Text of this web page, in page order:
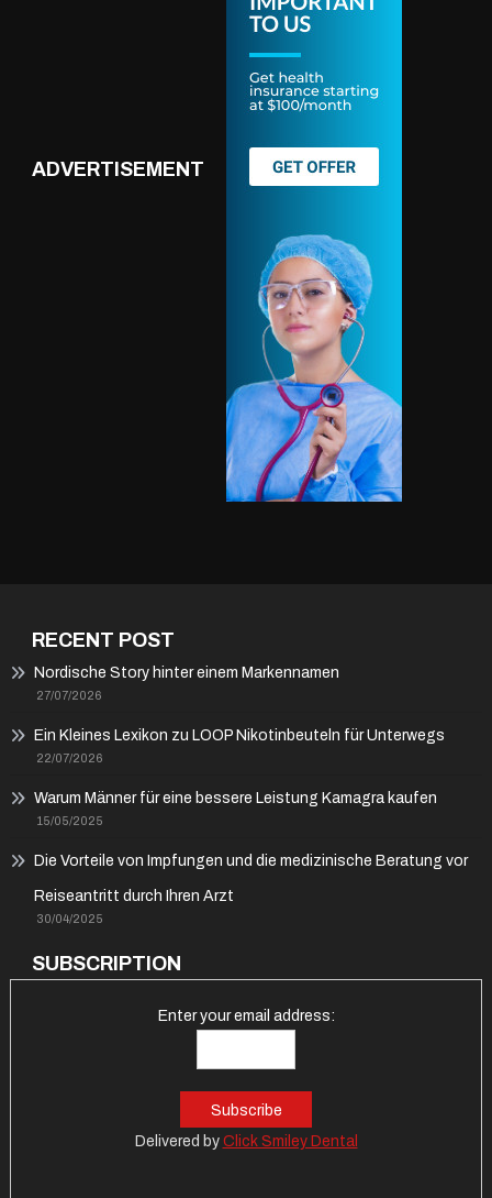
ADVERTISEMENT
RECENT POST
Nordische Story hinter einem Markennamen
27/07/2026
Ein Kleines Lexikon zu LOOP Nikotinbeuteln für Unterwegs
22/07/2026
Warum Männer für eine bessere Leistung Kamagra kaufen
15/05/2025
Die Vorteile von Impfungen und die medizinische Beratung vor
Reiseantritt durch Ihren Arzt
30/04/2025
SUBSCRIPTION
Enter your email address:
Delivered by Click Smiley Dental